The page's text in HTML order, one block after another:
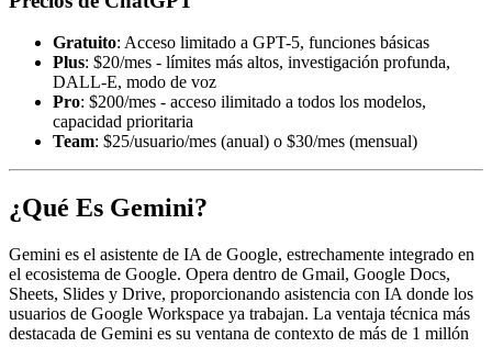
Gratuito: Acceso limitado a GPT-5, funciones básicas
Plus: $20/mes - límites más altos, investigación profunda,
DALL-E, modo de voz
Pro: $200/mes - acceso ilimitado a todos los modelos,
capacidad prioritaria
Team: $25/usuario/mes (anual) o $30/mes (mensual)
¿Qué Es Gemini?
Gemini es el asistente de IA de Google, estrechamente integrado en
el ecosistema de Google. Opera dentro de Gmail, Google Docs,
Sheets, Slides y Drive, proporcionando asistencia con IA donde los
usuarios de Google Workspace ya trabajan. La ventaja técnica más
destacada de Gemini es su ventana de contexto de más de 1 millón